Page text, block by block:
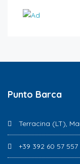
Punto Barca
Terracina (LT),
+39 392 60 57 557